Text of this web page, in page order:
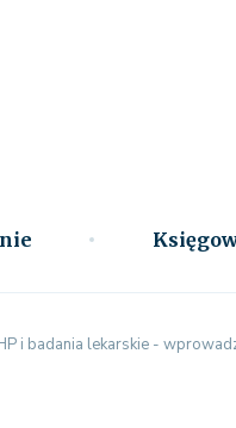
i badania lekarskie -